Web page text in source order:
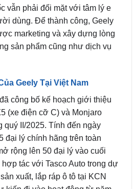
vẫn phải đối mặt với tâm lý e
dùng. Để thành công, Geely
marketing và xây dựng lòng
sản phẩm cũng như dịch vụ
Geely Tại Việt Nam
công bố kế hoạch giới thiệu
(xe điện cỡ C) và Monjaro
quý II/2025. Tính đến ngày
đại lý chính hãng trên toàn
rộng lên 50 đại lý vào cuối
tác với Tasco Auto trong dự
xuất, lắp ráp ô tô tại KCN